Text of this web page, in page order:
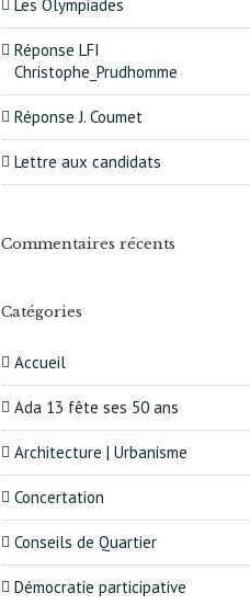
Les Olympiades
Réponse LFI
Christophe_Prudhomme
Réponse J. Coumet
Lettre aux candidats
Commentaires récents
Catégories
Accueil
Ada 13 fête ses 50 ans
Architecture | Urbanisme
Concertation
Conseils de Quartier
Démocratie participative